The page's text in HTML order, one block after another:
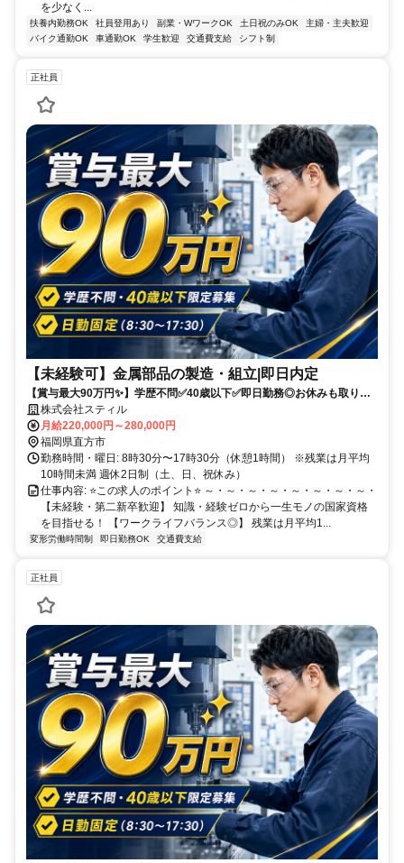
を少なく...
扶養内勤務OK 社員登用あり 副業・WワークOK 土日祝のみOK
主婦・主夫歓迎
バイク通勤OK
車通勤OK 学生歓迎 交通費支給 シフト制
正社員
【未経験可】金属部品の製造・組立|即日内定
【賞与最大90万円✨️】学歴不問✅️40歳以下✅️即日勤務◎お休みも取りや
すい！
株式会社スティル
月給220,000円～280,000円
福岡県直方市
勤務時間・曜日: 8時30分〜17時30分（休憩1時間） ※残業は月平均
10時間未満 週休2日制（土、日、祝休み）
仕事内容: ⭐️この求人のポイント⭐️ ～・～・～・～・～・～・～・～・
【未経験・第二新卒歓迎】 知識・経験ゼロから一生モノの国家資格
を目指せる！ 【ワークライフバランス◎】 残業は月平均1...
変形労働時間制 即日勤務OK 交通費支給
正社員